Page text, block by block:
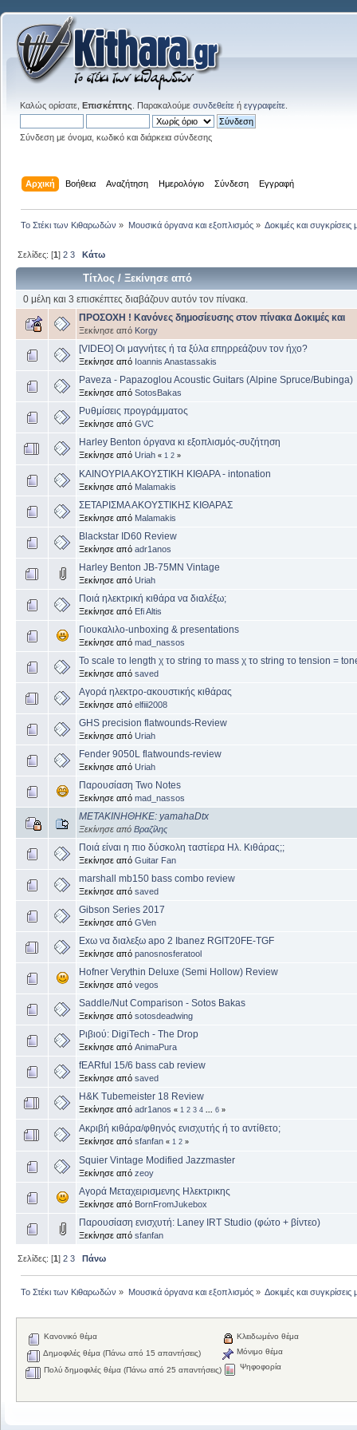
Καλώς ορίσατε, Επισκέπτης . Παρακαλούμε συνδεθείτε ή εγγραφείτε
Σύνδεση με όνομα, κωδικό και διάρκεια σύνδεσης
Αρχική Βοήθεια Αναζήτηση Ημερολόγιο Σύνδεση Εγγραφή
Το Στέκι των Κιθαρωδών » Μουσικά όργανα και εξοπλισμός» Δοκιμές και
Σελίδες: [1]2 3 Κάτω
Τίτλος /Ξεκίνησε από
0 μέλη και 3 επισκέπτες διαβάζουν αυτόν τον πίνακα.
ΠΡΟΣΟΧΗ ! Κανόνες δημοσίευσης στον πίνακα Δοκιμές και
Ξεκίνησε από Korgy
[VIDEO] Οι μαγνήτες ή τα ξύλα επηρρεάζουν τον ήχο?
Ξεκίνησε από Ioannis Anastassakis
Paveza - Papazoglou Acoustic Guitars (Alpine Spruce/Bubinga)
Ξεκίνησε από SotosBakas
Ρυθμίσεις προγράμματος
Ξεκίνησε από GVC
Harley Benton όργανα κι εξοπλισμός-συζήτηση
Ξεκίνησε από Uriah « 1 2 »
ΚΑΙΝΟΥΡΙΑ ΑΚΟΥΣΤΙΚΗ ΚΙΘΑΡΑ - intonation
Ξεκίνησε από Malamakis
ΣΕΤΑΡΙΣΜΑ ΑΚΟΥΣΤΙΚΗΣ ΚΙΘΑΡΑΣ
Ξεκίνησε από Malamakis
Blackstar ID60 Review
Ξεκίνησε από adr1anos
Harley Benton JB-75MN Vintage
Ξεκίνησε από Uriah
Ποιά ηλεκτρική κιθάρα να διαλέξω;
Ξεκίνησε από Efi Altis
Γιουκαλιλο-unboxing & presentations
Ξεκίνησε από mad_nassos
Το scale το length χ το string το mass χ το string το tension =
Ξεκίνησε από saved
Αγορά ηλεκτρο-ακουστικής κιθάρας
Ξεκίνησε από elfiii2008
GHS precision flatwounds-Review
Ξεκίνησε από Uriah
Fender 9050L flatwounds-review
Ξεκίνησε από Uriah
Παρουσίαση Two Notes
Ξεκίνησε από mad_nassos
ΜΕΤΑΚΙΝΗΘΗΚΕ: yamahaDtx
Ξεκίνησε από Βραζίλης
Ποιά είναι η πιο δύσκολη ταστίερα Ηλ. Κιθάρας;;
Ξεκίνησε από Guitar Fan
marshall mb150 bass combo review
Ξεκίνησε από saved
Gibson Series 2017
Ξεκίνησε από GVen
Exω να διαλεξω apo 2 Ibanez RGIT20FE-TGF
Ξεκίνησε από panosnosferatool
Hofner Verythin Deluxe (Semi Hollow) Review
Ξεκίνησε από vegos
Saddle/Nut Comparison - Sotos Bakas
Ξεκίνησε από sotosdeadwing
Ριβιού: DigiTech - The Drop
Ξεκίνησε από AnimaPura
fEARful 15/6 bass cab review
Ξεκίνησε από saved
H&K Tubemeister 18 Review
Ξεκίνησε από adr1anos « 1 2 3 4 6 »
Ακριβή κιθάρα/φθηνός ενισχυτής ή το αντίθετο;
Ξεκίνησε από sfanfan « 1 2 »
Squier Vintage Modified Jazzmaster
Ξεκίνησε από zeoy
Αγορά Μεταχειρισμενης Ηλεκτρικης
Ξεκίνησε από BornFromJukebox
Παρουσίαση ενισχυτή: Laney IRT Studio (φώτο + βίντεο)
Ξεκίνησε από sfanfan
Σελίδες: [1]2 3 Πάνω
Το Στέκι των Κιθαρωδών » Μουσικά όργανα και εξοπλισμός» Δοκιμές και
Κανονικό θέμα
Δημοφιλές θέμα (Πάνω από 15 απαντήσεις)
Πολύ δημοφιλές θέμα (Πάνω από 25 απαντήσεις)
Κλειδωμένο θέμα
Μόνιμο θέμα
Ψηφοφορία